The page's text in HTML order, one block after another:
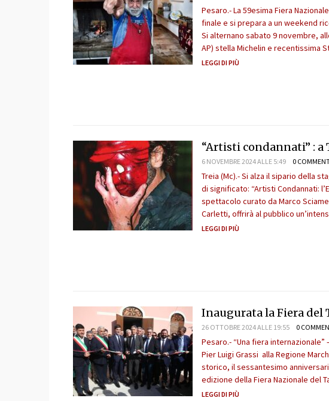
Pesaro.- La 59esima Fiera
finale e si prepara a un weekend
Si alternano sabato 9 novembre,
AP) stella Michelin e recentissima
LEGGI DI PIÙ
“Artisti condannati” :
6 NOVEMBRE 2024 ALLE 5:49 0
Treia (Mc).- Si alza il sipario della
di significato: “Artisti Condannati:
spettacolo curato da Marco
Carletti, offrirà al pubblico
LEGGI DI PIÙ
Inaugurata la Fiera del
26 OTTOBRE 2024 ALLE 19:55 0
Pesaro.- “Una fiera
Pier Luigi Grassi alla Regione
storico, il sessantesimo
edizione della Fiera Nazionale del
LEGGI DI PIÙ